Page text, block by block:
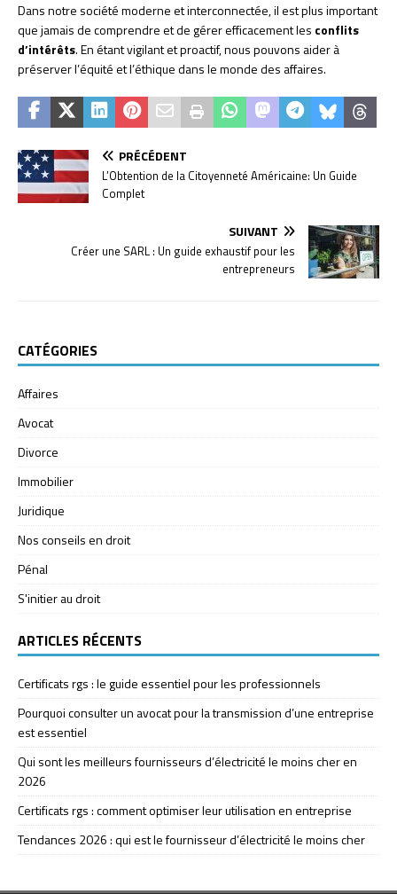
Dans notre société moderne et interconnectée, il est plus important
que jamais de comprendre et de gérer efficacement les conflits
d’intérêts. En étant vigilant et proactif, nous pouvons aider à
préserver l’équité et l’éthique dans le monde des affaires.
PRÉCÉDENT
L’Obtention de la Citoyenneté Américaine: Un Guide
Complet
SUIVANT
Créer une SARL : Un guide exhaustif pour les
entrepreneurs
CATÉGORIES
Affaires
Avocat
Divorce
Immobilier
Juridique
Nos conseils en droit
Pénal
S'initier au droit
ARTICLES RÉCENTS
Certificats rgs : le guide essentiel pour les professionnels
Pourquoi consulter un avocat pour la transmission d’une entreprise
est essentiel
Qui sont les meilleurs fournisseurs d’électricité le moins cher en
2026
Certificats rgs : comment optimiser leur utilisation en entreprise
Tendances 2026 : qui est le fournisseur d’électricité le moins cher